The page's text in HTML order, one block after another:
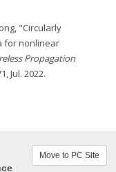
"Circularly
for nonlinear
Propagation
Jul. 2022.
Move to PC Site